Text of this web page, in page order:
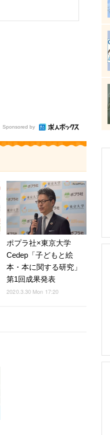
Sponsored by
ポプラ社×東京大学
Cedep「子どもと絵
本・本に関する研究」
第1回成果発表
2020.3.30 Mon 17:20